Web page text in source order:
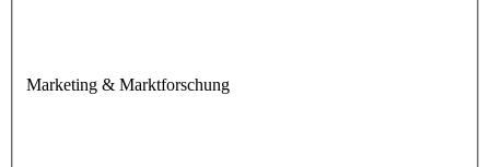
Marketing & Marktforschung